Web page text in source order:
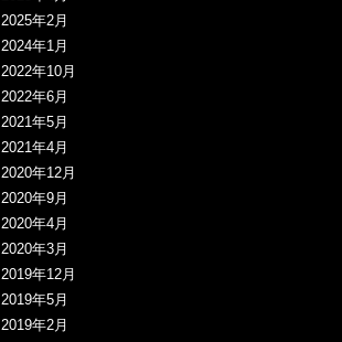
年12月14日（水）発売決定」
2025年2月
2024年1月
2022年10月
2022年6月
2021年5月
2021年4月
2020年12月
2020年9月
2020年4月
2020年3月
2019年12月
2019年5月
2019年2月